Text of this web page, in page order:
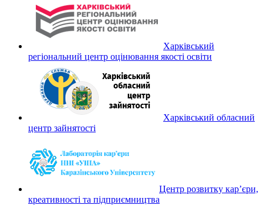
Харківський
регіональний центр оцінювання якості освіти
Харківський обласний
центр зайнятості
Центр розвитку кар’єри,
креативності та підприємництва